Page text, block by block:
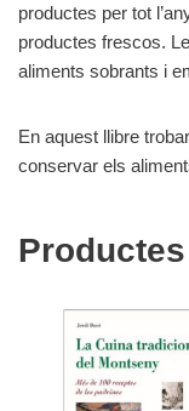
productes per tot
productes frescos.
aliments sobrants i
En aquest llibre
conservar els